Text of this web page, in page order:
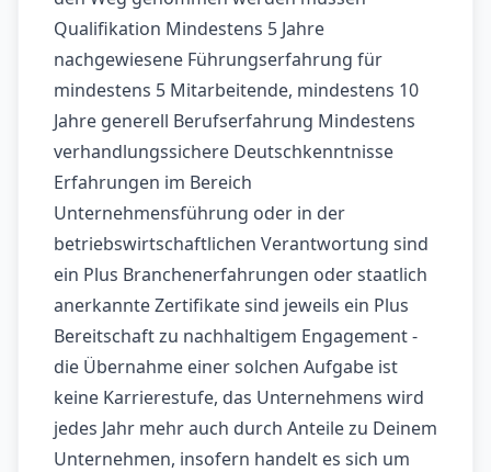
Qualifikation Mindestens 5 Jahre
nachgewiesene Führungserfahrung für
mindestens 5 Mitarbeitende, mindestens 10
Jahre generell Berufserfahrung Mindestens
verhandlungssichere Deutschkenntnisse
Erfahrungen im Bereich
Unternehmensführung oder in der
betriebswirtschaftlichen Verantwortung sind
ein Plus Branchenerfahrungen oder staatlich
anerkannte Zertifikate sind jeweils ein Plus
Bereitschaft zu nachhaltigem Engagement -
die Übernahme einer solchen Aufgabe ist
keine Karrierestufe, das Unternehmens wird
jedes Jahr mehr auch durch Anteile zu Deinem
Unternehmen, insofern handelt es sich um